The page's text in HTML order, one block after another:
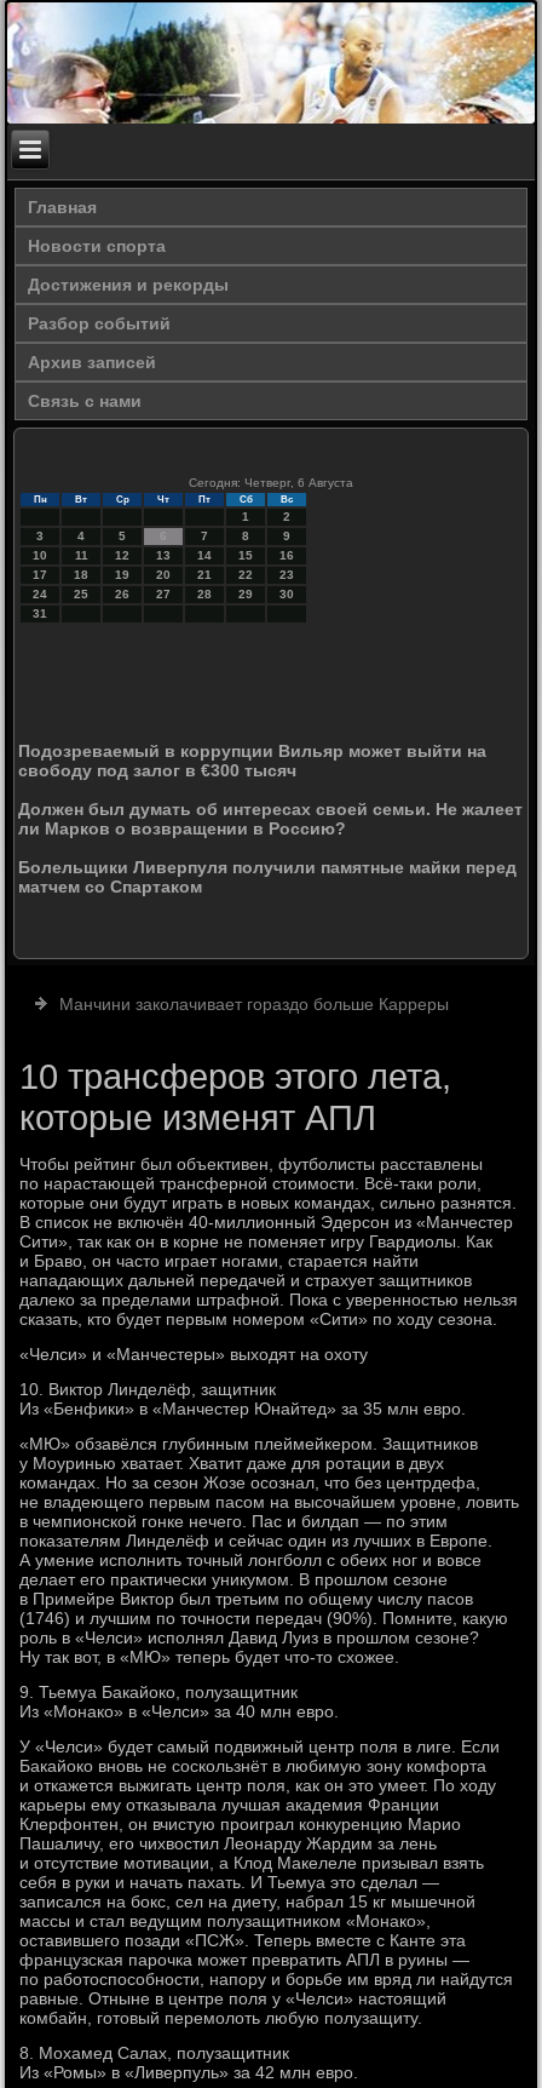
Главная
Новости спорта
Достижения и рекорды
Разбор событий
Архив записей
Связь с нами
Сегодня: Четверг, 6 Августа
Пн Вт Ср Чт Пт Сб Вс
1
2
3
4 5 6 7 8
9
10
11 12 13 14 15
16
17
18 19 20 21 22
23
24
25 26 27 28 29
30
31
Подозреваемый в коррупции Вильяр может выйти на
свободу под залог в €300 тысяч
Должен был думать об интересах своей семьи. Не жалеет
ли Марков о возвращении в Россию?
Болельщики Ливерпуля получили памятные майки перед
матчем со Спартаком
Манчини заколачивает гораздо больше Карреры
10 трансферов этого лета,
которые изменят АПЛ
Чтобы рейтинг был объективен, футболисты расставлены
по нарастающей трансферной стоимости. Всё-таки роли,
которые они будут играть в новых командах, сильно разнятся.
В список не включён 40-миллионный Эдерсон из «Манчестер
Сити», так как он в корне не поменяет игру Гвардиолы. Как
и Браво, он часто играет ногами, старается найти
нападающих дальней передачей и страхует защитников
далеко за пределами штрафной. Пока с уверенностью нельзя
сказать, кто будет первым номером «Сити» по ходу сезона.
«Челси» и «Манчестеры» выходят на охоту
10. Виктор Линделёф, защитник
Из «Бенфики» в «Манчестер Юнайтед» за 35 млн евро.
«МЮ» обзавёлся глубинным плеймейкером. Защитников
у Моуринью хватает. Хватит даже для ротации в двух
командах. Но за сезон Жозе осознал, что без центрдефа,
не владеющего первым пасом на высочайшем уровне, ловить
в чемпионской гонке нечего. Пас и билдап — по этим
показателям Линделёф и сейчас один из лучших в Европе.
А умение исполнить точный лонгболл с обеих ног и вовсе
делает его практически уникумом. В прошлом сезоне
в Примейре Виктор был третьим по общему числу пасов
(1746) и лучшим по точности передач (90%). Помните, какую
роль в «Челси» исполнял Давид Луиз в прошлом сезоне?
Ну так вот, в «МЮ» теперь будет что-то схожее.
9. Тьемуа Бакайоко, полузащитник
Из «Монако» в «Челси» за 40 млн евро.
У «Челси» будет самый подвижный центр поля в лиге. Если
Бакайоко вновь не соскользнёт в любимую зону комфорта
и откажется выжигать центр поля, как он это умеет. По ходу
карьеры ему отказывала лучшая академия Франции
Клерфонтен, он вчистую проиграл конкуренцию Марио
Пашаличу, его чихвостил Леонарду Жардим за лень
и отсутствие мотивации, а Клод Макелеле призывал взять
себя в руки и начать пахать. И Тьемуа это сделал —
записался на бокс, сел на диету, набрал 15 кг мышечной
массы и стал ведущим полузащитником «Монако»,
оставившего позади «ПСЖ». Теперь вместе с Канте эта
французская парочка может превратить АПЛ в руины —
по работоспособности, напору и борьбе им вряд ли найдутся
равные. Отныне в центре поля у «Челси» настоящий
комбайн, готовый перемолоть любую полузащиту.
8. Мохамед Салах, полузащитник
Из «Ромы» в «Ливерпуль» за 42 млн евро.